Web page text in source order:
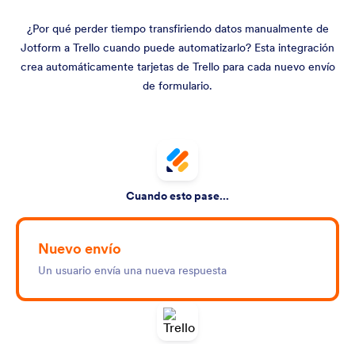
¿Por qué perder tiempo transfiriendo datos manualmente de
Jotform a Trello cuando puede automatizarlo? Esta integración
crea automáticamente tarjetas de Trello para cada nuevo envío
de formulario.
Cuando esto pase...
Nuevo envío
Un usuario envía una nueva respuesta